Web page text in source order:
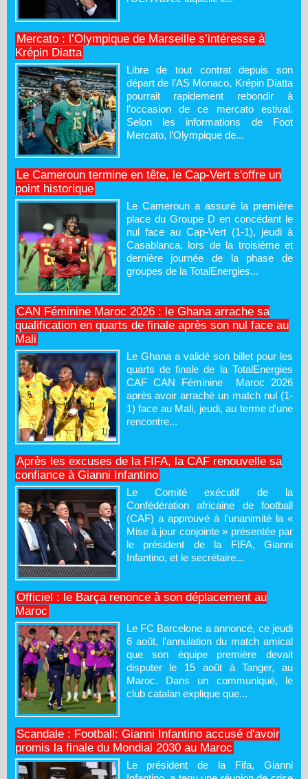
Mercato : l’Olympique de Marseille s’intéresse à
Krépin Diatta
Libre de tout contrat depuis son
départ de l’AS Monaco, Krépin Diatta
pourrait rapidement rebondir à
l’occasion de ce mercato estival.
Selon les informations de Foot
Mercato, l’Olympique de...
Le Cameroun termine en tête, le Cap-Vert s'offre un
point historique
Le Cameroun a assuré la première
place du Groupe D en concédant le
nul face au Cap-Vert (1-1), jeudi à
Casablanca, lors de la troisième et
dernière journée de la phase de
groupes de la TotalEnergies...
CAN Féminine Maroc 2026 : le Ghana arrache sa
qualification en quarts de finale après son nul face au
Mali
Le Ghana a validé son billet pour les
quarts de finale de la TotalEnergies
CAF CAN Féminine Maroc 2026
après avoir arraché un match nul (1-
1) face au Mali, jeudi, au terme d'une
rencontre...
Après les excuses de la FIFA, la CAF renouvelle sa
confiance à Gianni Infantino
Le Comité exécutif de la
Confédération africaine de football
(CAF) a approuvé à l'unanimité la «
Mise à jour conjointe » présentée par
le président de la FIFA, Gianni
Infantino, et le secrétaire...
Officiel : le Barça renonce à son déplacement au
Maroc
Le FC Barcelone a annoncé, ce jeudi
6 août, l'annulation du match amical
que son équipe première devait
disputer le 15 août à Tanger, au
Maroc. Dans un communiqué, le
club catalan explique que...
Scandale : Football: Gianni Infantino accusé d'avoir
promis la finale du Mondial 2030 au Maroc
Le président de la Fifa, Gianni